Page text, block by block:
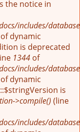
the notice in
includes/
dynamic
is deprecated
1344 of
includes/
dynamic
is
>compile() (line
includes/